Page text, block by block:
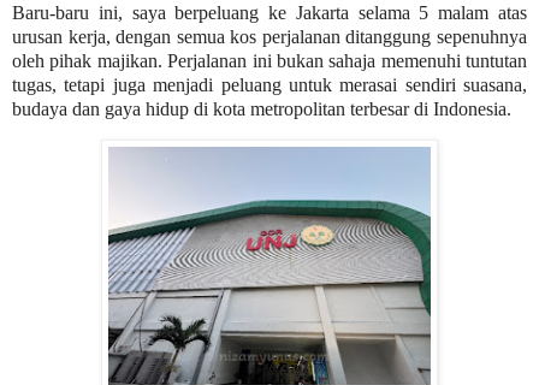
Baru-baru ini, saya berpeluang ke Jakarta selama 5 malam atas
urusan kerja, dengan semua kos perjalanan ditanggung sepenuhnya
oleh pihak majikan. Perjalanan ini bukan sahaja memenuhi tuntutan
tugas, tetapi juga menjadi peluang untuk merasai sendiri suasana,
budaya dan gaya hidup di kota metropolitan terbesar di Indonesia.